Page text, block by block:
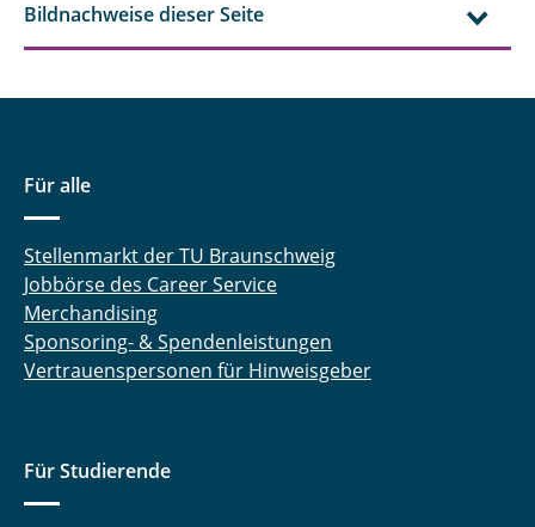
Bildnachweise dieser Seite
Für alle
Stellenmarkt der TU Braunschweig
Jobbörse des Career Service
Merchandising
Sponsoring- & Spendenleistungen
Vertrauenspersonen für Hinweisgeber
Für Studierende